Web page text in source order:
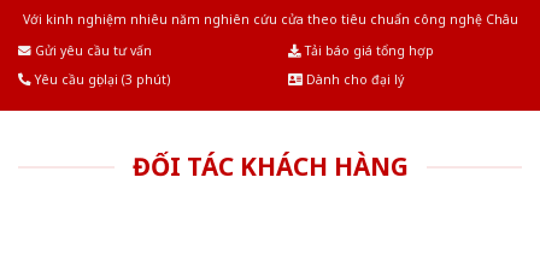
Với kinh nghiệm nhiêu năm nghiên cứu cửa theo tiêu chuẩn công nghệ Châu
Gửi yêu cầu tư vấn
Tải báo giá tổng hợp
Yêu cầu gọi lại (3 phút)
Dành cho đại lý
ĐỐI TÁC KHÁCH HÀNG